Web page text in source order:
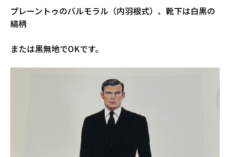
プレーントゥのバルモラル（内羽根式）、靴下は白黒の
縞柄
または黒無地でOKです。